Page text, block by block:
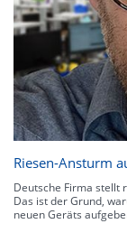
Riesen-Ansturm
Deutsche Firma stellt
Das ist der Grund,
neuen Geräts